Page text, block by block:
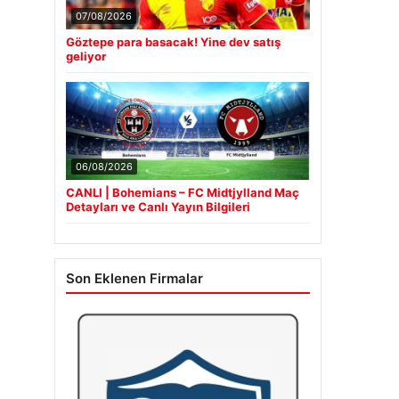
07/08/2026
Göztepe para basacak! Yine dev satış
geliyor
06/08/2026
CANLI | Bohemians – FC Midtjylland Maç
Detayları ve Canlı Yayın Bilgileri
Son Eklenen Firmalar